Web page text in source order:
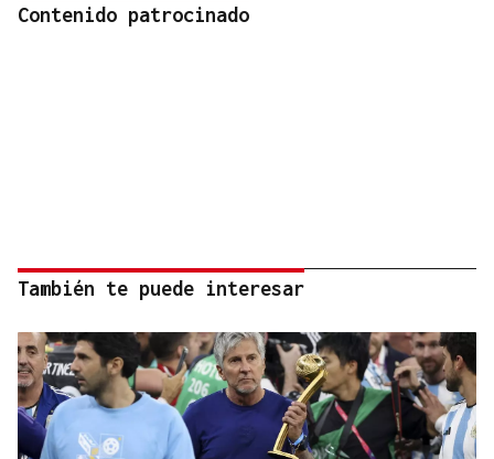
Contenido patrocinado
También te puede interesar